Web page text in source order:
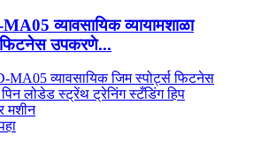
व्यावसायिक व्यायामशाळा
फिटनेस उपकरणे...